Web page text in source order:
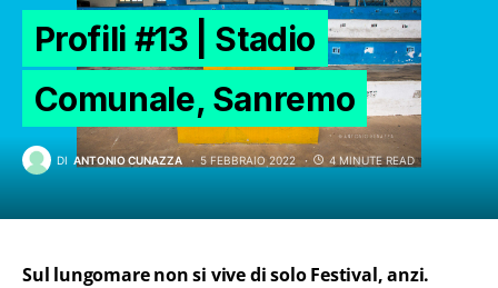
Profili #13 | Stadio
Comunale, Sanremo
DI ANTONIO CUNAZZA 5 FEBBRAIO 2022 4 MINUTE READ
Sul lungomare non si vive di solo Festival, anzi.